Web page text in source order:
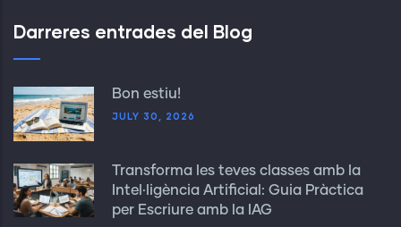
Darreres entrades del Blog
Bon estiu!
JULY 30, 2026
Transforma les teves classes amb la
Intel·ligència Artificial: Guia Pràctica
per Escriure amb la IAG